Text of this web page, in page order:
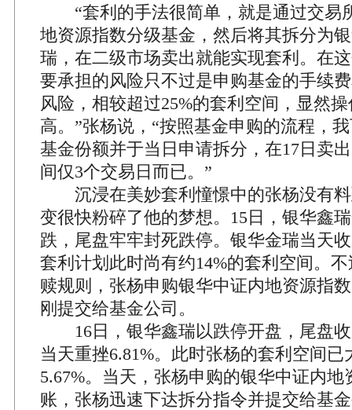
“套利的手法很简单，就是通过交易
地资源指数分级基金，然后将其拆分为
瑞，在二级市场卖出就能实现套利。在
要承担的风险只不过是申购基金的手续
风险，相较超过25%的套利空间，显然
高。”张杨说，“按照基金申购的流程，
基金份额并于当日申请拆分，在17日卖
间仅3个交易日而已。”
沉浸在美妙套利憧憬中的张杨没有料
变很快粉碎了他的梦想。15日，银华鑫
跌，尾盘牢牢封死跌停。银华金瑞当天
套利计划此时尚有约14%的套利空间。
赎规则，张杨申购银华中证内地资源指
刚提交给基金公司。
16日，银华鑫瑞以跌停开盘，尾盘收
当天重挫6.81%。此时张杨的套利空间已
5.67%。当天，张杨申购的银华中证内地
账，张杨迅速下达拆分指令并提交给基